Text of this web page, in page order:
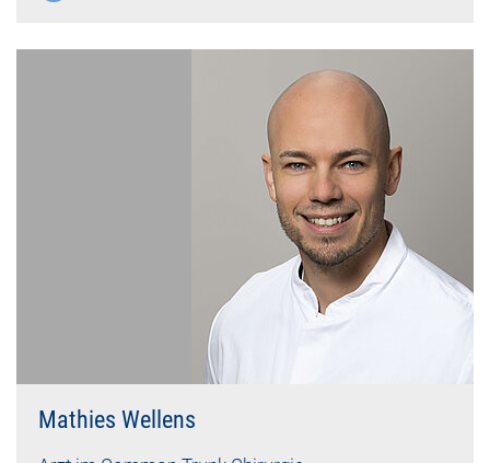
Mathies Wellens